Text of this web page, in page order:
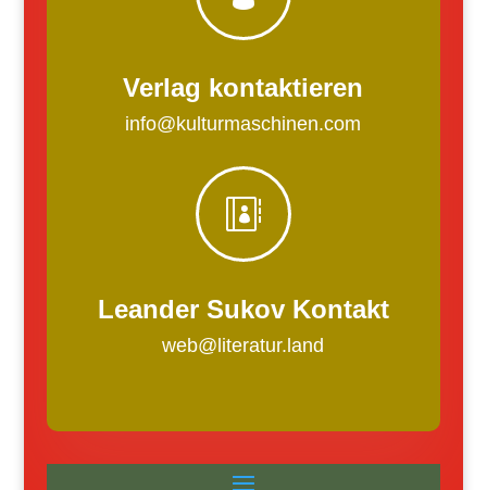
Verlag kontaktieren
info@kulturmaschinen.com

Leander Sukov Kontakt
web@literatur.land